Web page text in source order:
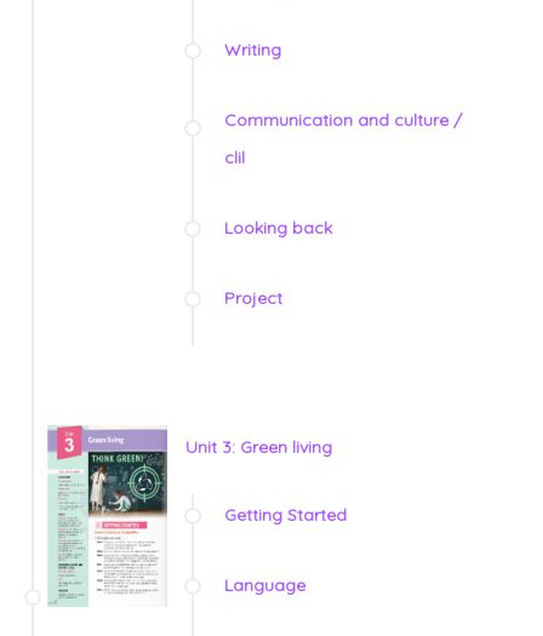
Writing
Communication and culture /
clil
Looking back
Project
Unit 3: Green living
Getting Started
Language